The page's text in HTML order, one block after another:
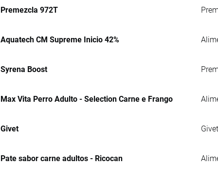
Premezcla 972T
Aquatech CM Supreme Inicio 42%
Syrena Boost
Max Vita Perro Adulto - Selection Carne e Frango
Givet
Pate sabor carne adultos - Ricocan